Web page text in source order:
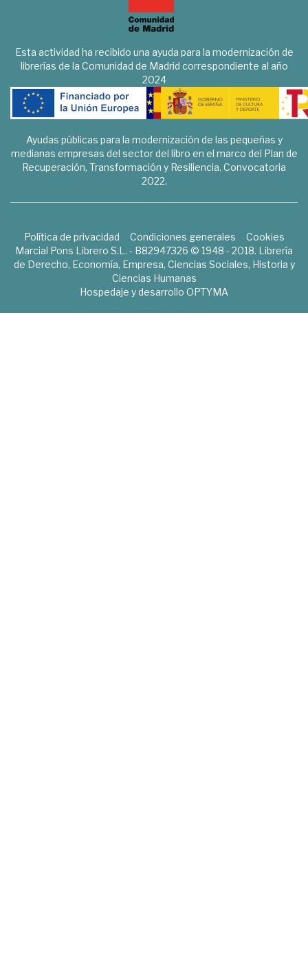
Esta actividad ha recibido una ayuda para la modernización de
librerías de la Comunidad de Madrid correspondiente al año
2024
Ayudas públicas para la modernización de las pequeñas y
medianas empresas del sector del libro en el marco del Plan de
Recuperación, Transformación y Resiliencia. Convocatoria
2022.
Política de privacidad Condiciones generales
Cookies
Marcial Pons Librero S.L. - B82947326 © 1948 - 2018. Librería
de Derecho, Economía, Empresa, Ciencias Sociales, Historia y
Ciencias Humanas
Hospedaje y desarrollo OPTYMA